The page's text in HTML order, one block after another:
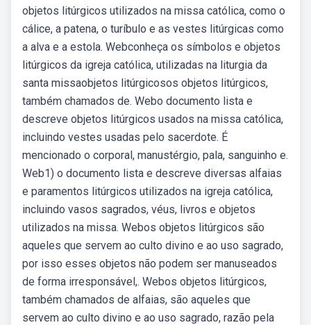
objetos litúrgicos utilizados na missa católica, como o
cálice, a patena, o turíbulo e as vestes litúrgicas como
a alva e a estola. Webconheça os símbolos e objetos
litúrgicos da igreja católica, utilizadas na liturgia da
santa missaobjetos litúrgicosos objetos litúrgicos,
também chamados de. Webo documento lista e
descreve objetos litúrgicos usados na missa católica,
incluindo vestes usadas pelo sacerdote. É
mencionado o corporal, manustérgio, pala, sanguinho e.
Web1) o documento lista e descreve diversas alfaias
e paramentos litúrgicos utilizados na igreja católica,
incluindo vasos sagrados, véus, livros e objetos
utilizados na missa. Webos objetos litúrgicos são
aqueles que servem ao culto divino e ao uso sagrado,
por isso esses objetos não podem ser manuseados
de forma irresponsável,. Webos objetos litúrgicos,
também chamados de alfaias, são aqueles que
servem ao culto divino e ao uso sagrado, razão pela